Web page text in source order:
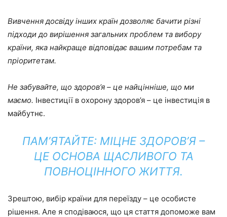
Вивчення досвіду інших країн дозволяє бачити різні
підходи до вирішення загальних проблем та вибору
країни, яка найкраще відповідає вашим потребам та
пріоритетам.
Не забувайте, що здоров’я – це найцінніше, що ми
маємо. Інвестиції в охорону здоров’я – це інвестиція в
майбутнє.
ПАМ’ЯТАЙТЕ: МІЦНЕ ЗДОРОВ’Я –
ЦЕ ОСНОВА ЩАСЛИВОГО ТА
ПОВНОЦІННОГО ЖИТТЯ.
Зрештою, вибір країни для переїзду – це особисте
рішення. Але я сподіваюся, що ця стаття допоможе вам